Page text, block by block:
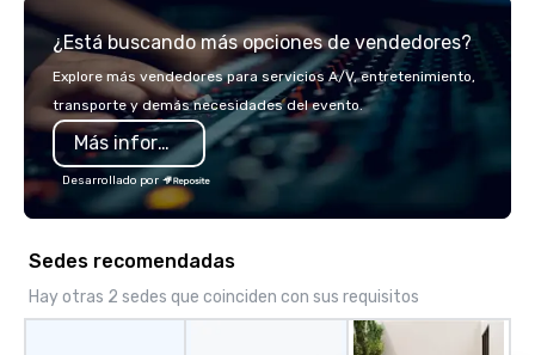
service set us apart. We deliver
smart, reliable solutions designed to
make the end-user experience
seamless from start to finish. We are
also a certified WOSB.
leadership loves.
¿Está buscando más opciones de vendedores?
Explore más vendedores para servicios A/V, entretenimiento,
transporte y demás necesidades del evento.
Más información
Desarrollado por
Sedes recomendadas
Hay otras 2 sedes que coinciden con sus requisitos